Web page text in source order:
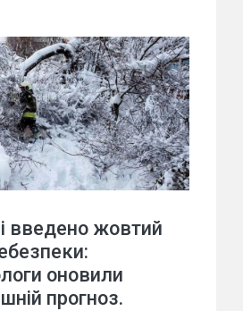
введено жовтий
оновили
прогноз.